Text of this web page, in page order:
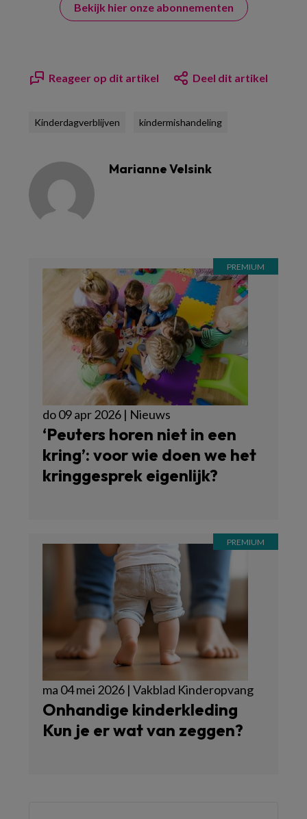
Bekijk hier onze abonnementen
Reageer op dit artikel Deel dit artikel
Kinderdagverblijven kindermishandeling
Marianne Velsink
do 09 apr 2026 | Nieuws
‘Peuters horen niet in een
kring’: voor wie doen we het
kringgesprek eigenlijk?
ma 04 mei 2026 | Vakblad Kinderopvang
Onhandige kinderkleding
Kun je er wat van zeggen?